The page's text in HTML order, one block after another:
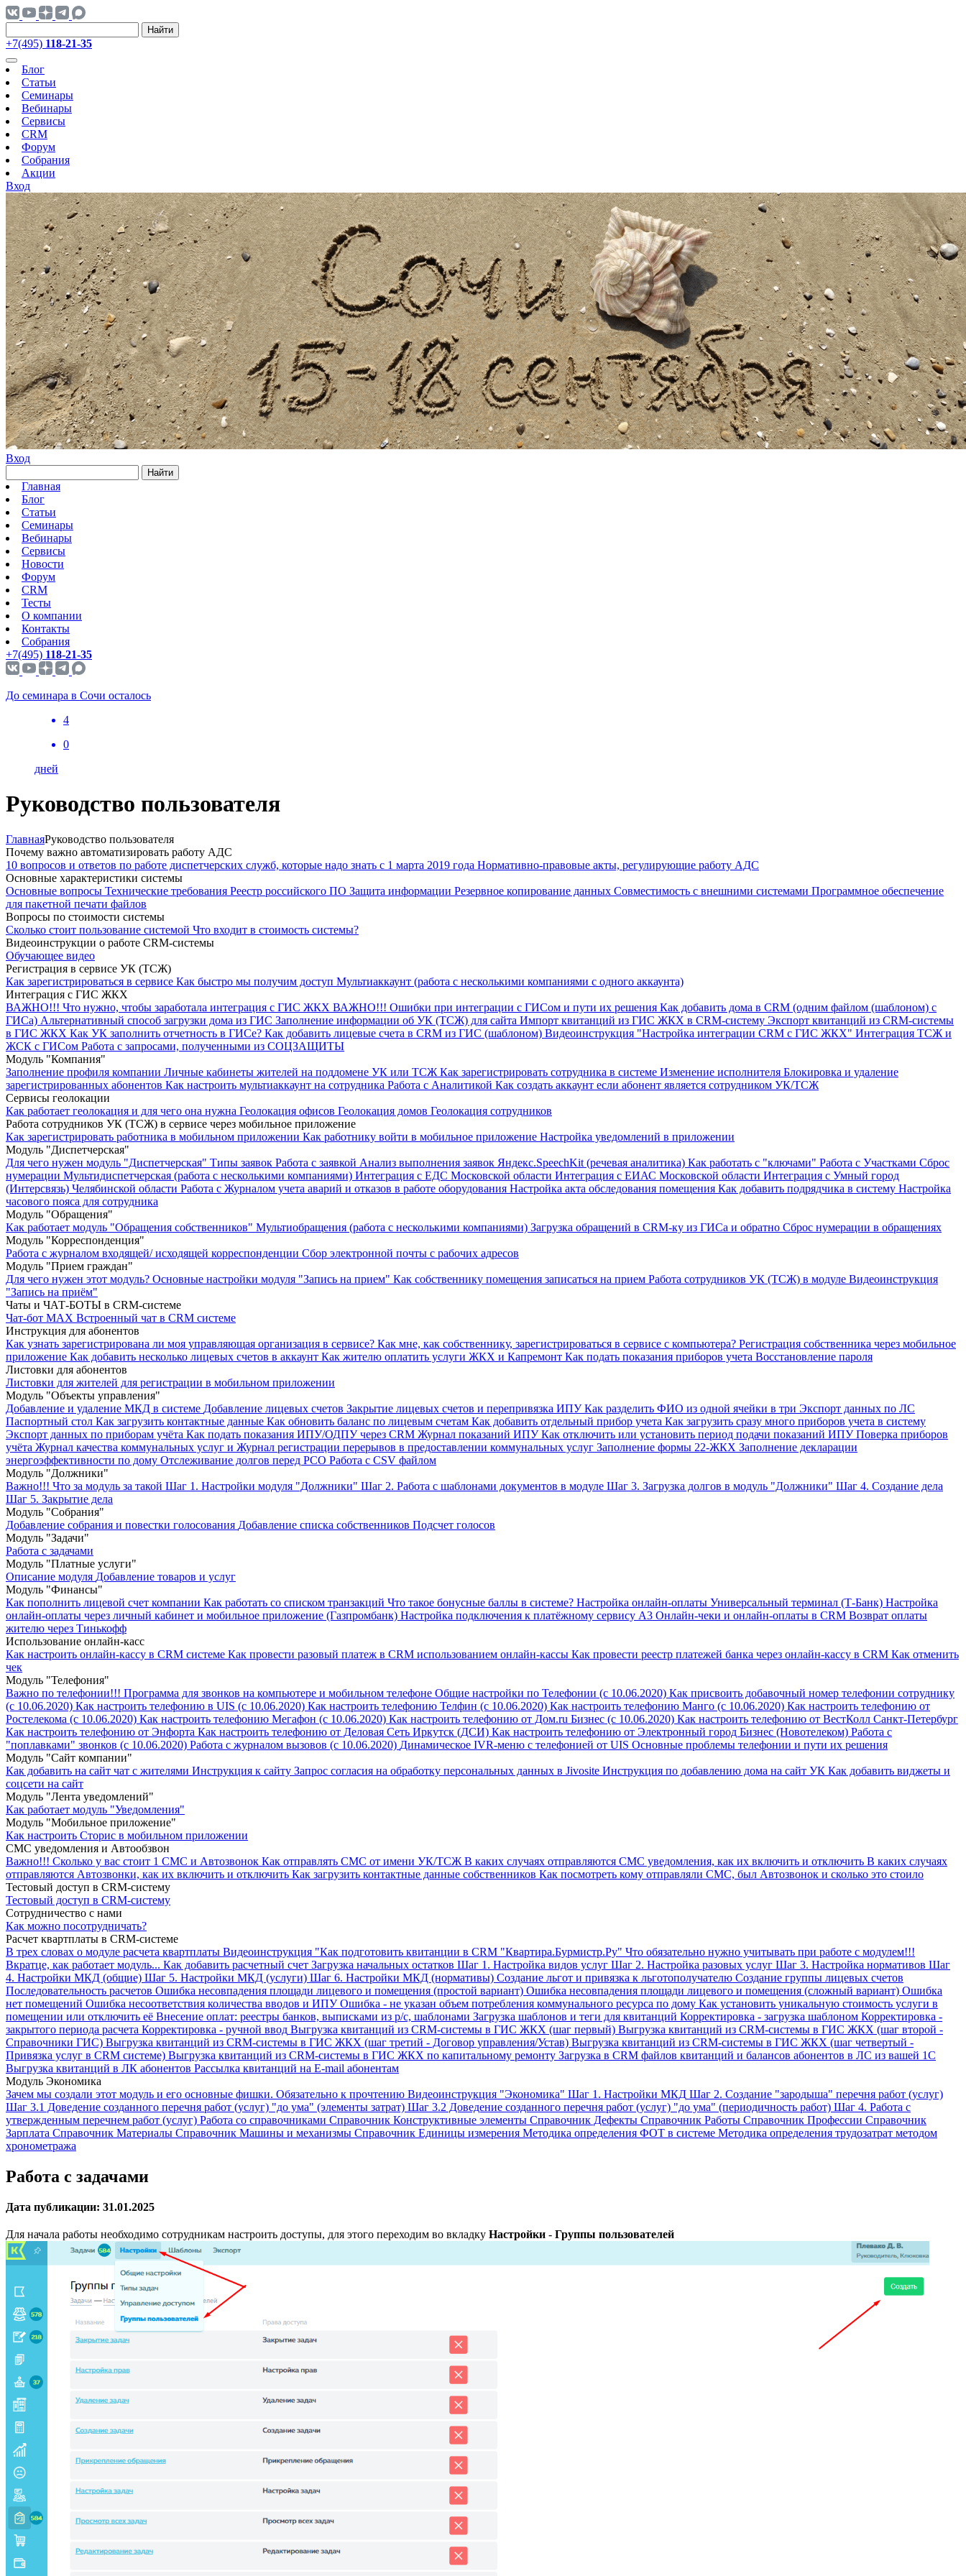
Найти
+7(495) 118-21-35
Блог
Статьи
Семинары
Вебинары
Сервисы
CRM
Форум
Собрания
Акции
Вход
Вход
Найти
Главная
Блог
Статьи
Семинары
Вебинары
Сервисы
Новости
Форум
CRM
Тесты
О компании
Контакты
Собрания
+7(495) 118-21-35
До семинара в Сочи осталось
4
0
дней
Руководство пользователя
ГлавнаяРуководство пользователя
Почему важно автоматизировать работу АДС
10 вопросов и ответов по работе диспетчерских служб, которые надо знать с 1 марта 2019 года Нормативно-правовые акты, регулирующие работу АДС
Основные характеристики системы
Основные вопросы Технические требования Реестр российского ПО Защита информации Резервное копирование данных Совместимость с внешними системами Программное обеспечение
для пакетной печати файлов
Вопросы по стоимости системы
Сколько стоит пользование системой Что входит в стоимость системы?
Видеоинструкции о работе CRM-сиcтемы
Обучающее видео
Регистрация в сервисе УК (ТСЖ)
Как зарегистрироваться в сервисе Как быстро мы получим доступ Мультиаккаунт (работа с несколькими компаниями с одного аккаунта)
Интеграция с ГИС ЖКХ
ВАЖНО!!! Что нужно, чтобы заработала интеграция с ГИС ЖКХ ВАЖНО!!! Ошибки при интеграции с ГИСом и пути их решения Как добавить дома в CRM (одним файлом (шаблоном) с
ГИСа) Альтернативный способ загрузки дома из ГИС Заполнение информации об УК (ТСЖ) для сайта Импорт квитанций из ГИС ЖКХ в CRM-систему Экспорт квитанций из CRM-системы
в ГИС ЖКХ Как УК заполнить отчетность в ГИСе? Как добавить лицевые счета в CRM из ГИС (шаблоном) Видеоинструкция "Настройка интеграции CRM с ГИС ЖКХ" Интеграция ТСЖ и
ЖСК с ГИСом Работа с запросами, полученными из СОЦЗАЩИТЫ
Модуль "Компания"
Заполнение профиля компании Личные кабинеты жителей на поддомене УК или ТСЖ Как зарегистрировать сотрудника в системе Изменение исполнителя Блокировка и удаление
зарегистрированных абонентов Как настроить мультиаккаунт на сотрудника Работа с Аналитикой Как создать аккаунт если абонент является сотрудником УК/ТСЖ
Сервисы геолокации
Как работает геолокация и для чего она нужна Геолокация офисов Геолокация домов Геолокация сотрудников
Работа сотрудников УК (ТСЖ) в сервисе через мобильное приложение
Как зарегистрировать работника в мобильном приложении Как работнику войти в мобильное приложение Настройка уведомлений в приложении
Модуль "Диспетчерская"
Для чего нужен модуль "Диспетчерская" Типы заявок Работа с заявкой Анализ выполнения заявок Яндекс.SpeechKit (речевая аналитика) Как работать с "ключами" Работа с Участками Сброс
нумерации Мультидиспетчерская (работа с несколькими компаниями) Интеграция с ЕДС Московской области Интеграция с ЕИАС Московской области Интеграция с Умный город
(Интерсвязь) Челябинской области Работа с Журналом учета аварий и отказов в работе оборудования Настройка акта обследования помещения Как добавить подрядчика в систему Настройка
часового пояса для сотрудника
Модуль "Обращения"
Как работает модуль "Обращения собственников" Мультиобращения (работа с несколькими компаниями) Загрузка обращений в CRM-ку из ГИСа и обратно Сброс нумерации в обращениях
Модуль "Корреспонденция"
Работа с журналом входящей/ исходящей корреспонденции Сбор электронной почты с рабочих адресов
Модуль "Прием граждан"
Для чего нужен этот модуль? Основные настройки модуля "Запись на прием" Как собственнику помещения записаться на прием Работа сотрудников УК (ТСЖ) в модуле Видеоинструкция
"Запись на приём"
Чаты и ЧАТ-БОТЫ в CRM-системе
Чат-бот MAX Встроенный чат в CRM системе
Инструкция для абонентов
Как узнать зарегистрирована ли моя управляющая организация в сервисе? Как мне, как собственнику, зарегистрироваться в сервисе с компьютера? Регистрация собственника через мобильное
приложение Как добавить несколько лицевых счетов в аккаунт Как жителю оплатить услуги ЖКХ и Капремонт Как подать показания приборов учета Восстановление пароля
Листовки для абонентов
Листовки для жителей для регистрации в мобильном приложении
Модуль "Объекты управления"
Добавление и удаление МКД в системе Добавление лицевых счетов Закрытие лицевых счетов и перепривязка ИПУ Как разделить ФИО из одной ячейки в три Экспорт данных по ЛС
Паспортный стол Как загрузить контактные данные Как обновить баланс по лицевым счетам Как добавить отдельный прибор учета Как загрузить сразу много приборов учета в систему
Экспорт данных по приборам учёта Как подать показания ИПУ/ОДПУ через CRM Журнал показаний ИПУ Как отключить или установить период подачи показаний ИПУ Поверка приборов
учёта Журнал качества коммунальных услуг и Журнал регистрации перерывов в предоставлении коммунальных услуг Заполнение формы 22-ЖКХ Заполнение декларации
энергоэффективности по дому Отслеживание долгов перед РСО Работа с CSV файлом
Модуль "Должники"
Важно!!! Что за модуль за такой Шаг 1. Настройки модуля "Должники" Шаг 2. Работа с шаблонами документов в модуле Шаг 3. Загрузка долгов в модуль "Должники" Шаг 4. Создание дела
Шаг 5. Закрытие дела
Модуль "Собрания"
Добавление собрания и повестки голосования Добавление списка собственников Подсчет голосов
Модуль "Задачи"
Работа с задачами
Модуль "Платные услуги"
Описание модуля Добавление товаров и услуг
Модуль "Финансы"
Как пополнить лицевой счет компании Как работать со списком транзакций Что такое бонусные баллы в системе? Настройка онлайн-оплаты Универсальный терминал (Т-Банк) Настройка
онлайн-оплаты через личный кабинет и мобильное приложение (Газпромбанк) Настройка подключения к платёжному сервису А3 Онлайн-чеки и онлайн-оплаты в CRM Возврат оплаты
жителю через Тинькофф
Использование онлайн-касс
Как настроить онлайн-кассу в CRM системе Как провести разовый платеж в CRM использованием онлайн-кассы Как провести реестр платежей банка через онлайн-кассу в CRM Как отменить
чек
Модуль "Телефония"
Важно по телефонии!!! Программа для звонков на компьютере и мобильном телефоне Общие настройки по Телефонии (с 10.06.2020) Как присвоить добавочный номер телефонии сотруднику
(с 10.06.2020) Как настроить телефонию в UIS (с 10.06.2020) Как настроить телефонию Телфин (с 10.06.2020) Как настроить телефонию Манго (с 10.06.2020) Как настроить телефонию от
Ростелекома (с 10.06.2020) Как настроить телефонию Мегафон (с 10.06.2020) Как настроить телефонию от Дом.ru Бизнес (с 10.06.2020) Как настроить телефонию от ВестКолл Санкт-Петербург
Как настроить телефонию от Энфорта Как настроить телефонию от Деловая Сеть Иркутск (ДСИ) Как настроить телефонию от Электронный город Бизнес (Новотелеком) Работа с
"поплавками" звонков (с 10.06.2020) Работа с журналом вызовов (с 10.06.2020) Динамическое IVR-меню с телефонией от UIS Основные проблемы телефонии и пути их решения
Модуль "Cайт компании"
Как добавить на сайт чат с жителями Инструкция к сайту Запрос согласия на обработку персональных данных в Jivosite Инструкция по добавлению дома на сайт УК Как добавить виджеты и
соцсети на сайт
Модуль "Лента уведомлений"
Как работает модуль "Уведомления"
Модуль "Мобильное приложение"
Как настроить Сторис в мобильном приложении
СМС уведомления и Автообзвон
Важно!!! Сколько у вас стоит 1 СМС и Автозвонок Как отправлять СМС от имени УК/ТСЖ В каких случаях отправляются СМС уведомления, как их включить и отключить В каких случаях
отправляются Автозвонки, как их включить и отключить Как загрузить контактные данные собственников Как посмотреть кому отправляли СМС, был Автозвонок и сколько это стоило
Тестовый доступ в CRM-систему
Тестовый доступ в CRM-систему
Сотрудничество с нами
Как можно посотрудничать?
Расчет квартплаты в CRM-системе
В трех словах о модуле расчета квартплаты Видеоинструкция "Как подготовить квитанции в CRM "Квартира.Бурмистр.Ру" Что обязательно нужно учитывать при работе с модулем!!!
Вкратце, как работает модуль... Как добавить расчетный счет Загрузка начальных остатков Шаг 1. Настройка видов услуг Шаг 2. Настройка разовых услуг Шаг 3. Настройка нормативов Шаг
4. Настройки МКД (общие) Шаг 5. Настройки МКД (услуги) Шаг 6. Настройки МКД (нормативы) Создание льгот и привязка к льготополучателю Создание группы лицевых счетов
Последовательность расчетов Ошибка несовпадения площади лицевого и помещения (простой вариант) Ошибка несовпадения площади лицевого и помещения (сложный вариант) Ошибка
нет помещений Ошибка несоответствия количества вводов и ИПУ Ошибка - не указан объем потребления коммунального ресурса по дому Как установить уникальную стоимость услуги в
помещении или отключить её Внесение оплат: реестры банков, выписками из р/с, шаблонами Загрузка шаблонов и теги для квитанций Корректировка - загрузка шаблоном Корректировка -
закрытого периода расчета Корректировка - ручной ввод Выгрузка квитанций из CRM-системы в ГИС ЖКХ (шаг первый) Выгрузка квитанций из CRM-системы в ГИС ЖКХ (шаг второй -
Справочники ГИС) Выгрузка квитанций из CRM-системы в ГИС ЖКХ (шаг третий - Договор управления/Устав) Выгрузка квитанций из CRM-системы в ГИС ЖКХ (шаг четвертый -
Привязка услуг в CRM системе) Выгрузка квитанций из CRM-системы в ГИС ЖКХ по капитальному ремонту Загрузка в CRM файлов квитанций и балансов абонентов в ЛС из вашей 1С
Выгрузка квитанций в ЛК абонентов Рассылка квитанций на E-mail абонентам
Модуль Экономика
Зачем мы создали этот модуль и его основные фишки. Обязательно к прочтению Видеоинструкция "Экономика" Шаг 1. Настройки МКД Шаг 2. Создание "зародыша" перечня работ (услуг)
Шаг 3.1 Доведение созданного перечня работ (услуг) "до ума" (элементы затрат) Шаг 3.2 Доведение созданного перечня работ (услуг) "до ума" (периодичность работ) Шаг 4. Работа с
утвержденным перечнем работ (услуг) Работа со справочниками Справочник Конструктивные элементы Справочник Дефекты Справочник Работы Справочник Профессии Справочник
Зарплата Справочник Материалы Справочник Машины и механизмы Справочник Единицы измерения Методика определения ФОТ в системе Методика определения трудозатрат методом
хронометража
Работа с задачами
Дата публикации: 31.01.2025
Для начала работы необходимо сотрудникам настроить доступы, для этого переходим во вкладку Настройки - Группы пользователей